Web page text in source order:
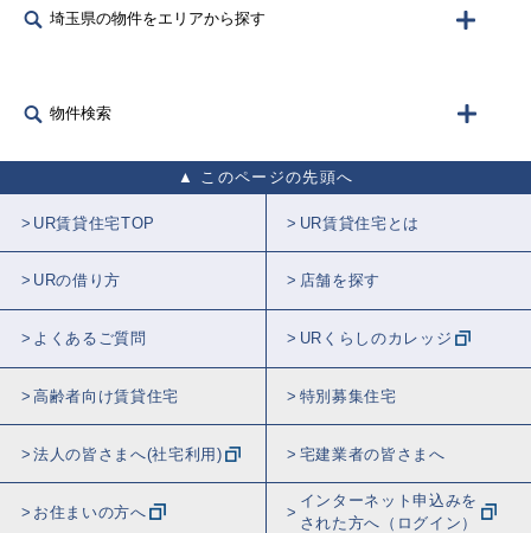
埼玉県の物件をエリアから探す
物件検索
このページの先頭へ
UR賃貸住宅TOP UR賃貸住宅とは
URの借り方 店舗を探す
よくあるご質問 URくらしのカレッジ
高齢者向け賃貸住宅 特別募集住宅
法人の皆さまへ(社宅利用) 宅建業者の皆さまへ
お住まいの方へ
インターネット申込みを
された方へ（ログイン）